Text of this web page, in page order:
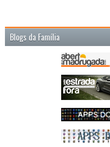
Blogs da Família